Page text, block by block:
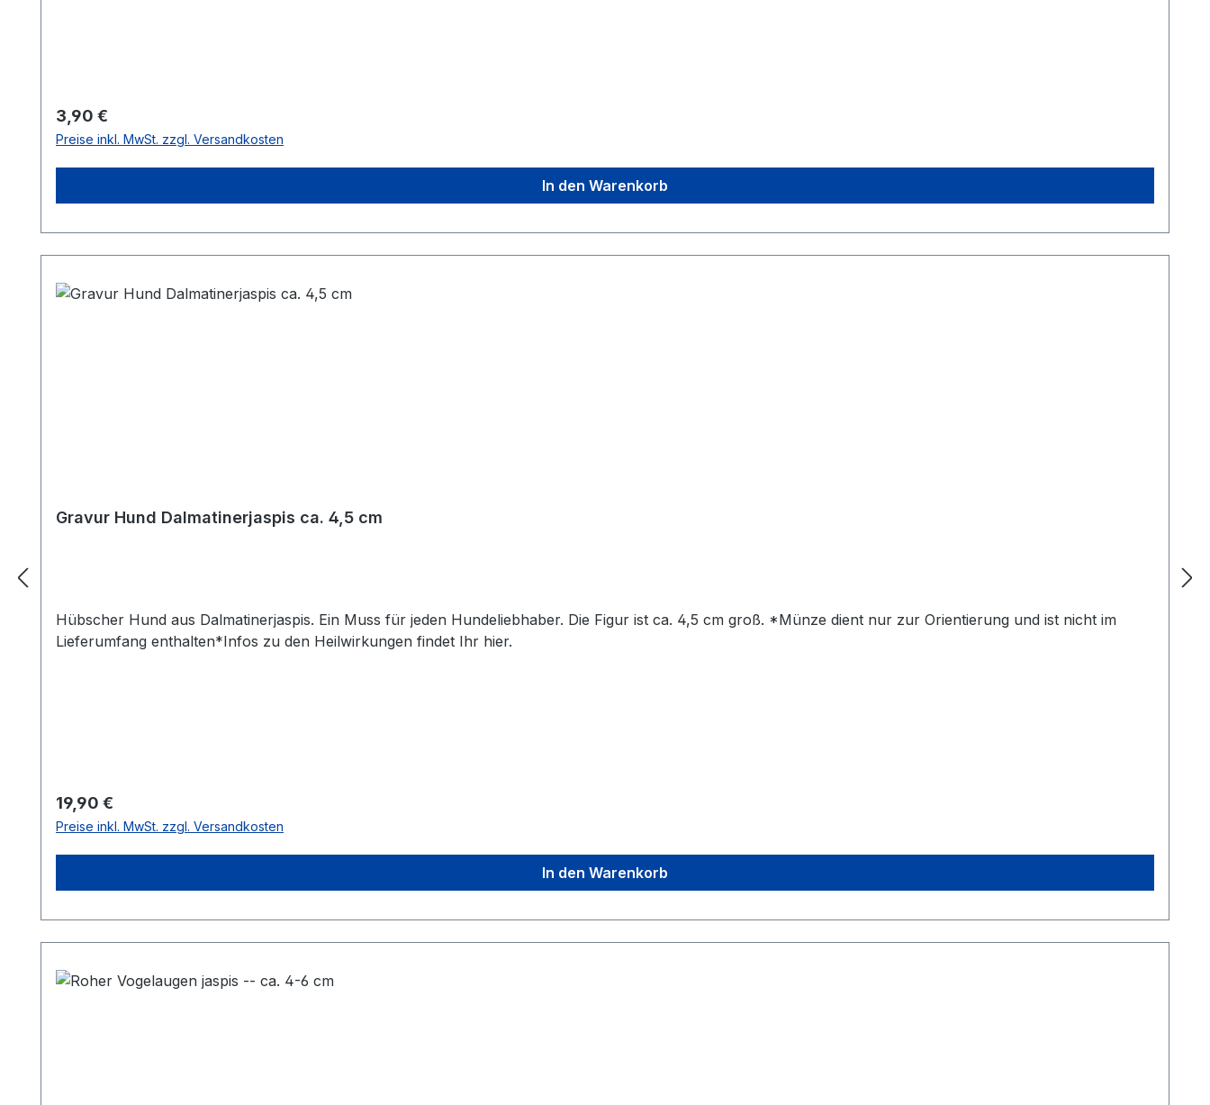
Regulärer Preis:
3,90 €
Preise inkl. MwSt. zzgl. Versandkosten
In den Warenkorb
Gravur Hund Dalmatinerjaspis ca. 4,5 cm
Hübscher Hund aus Dalmatinerjaspis. Ein Muss für jeden Hundeliebhaber. Die Figur ist ca. 4,5 cm groß. *Münze dient nur zur Orientierung und ist nicht im
Lieferumfang enthalten*Infos zu den Heilwirkungen findet Ihr hier.
Regulärer Preis:
19,90 €
Preise inkl. MwSt. zzgl. Versandkosten
In den Warenkorb